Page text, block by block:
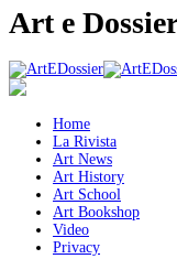
Art e
Home
La Rivista
Art News
Art History
Art School
Art Bookshop
Video
Privacy